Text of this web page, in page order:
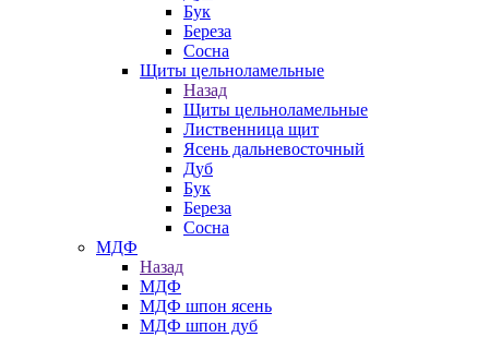
Бук
Береза
Сосна
Щиты цельноламельные
Назад
Щиты цельноламельные
Лиственница щит
Ясень дальневосточный
Дуб
Бук
Береза
Сосна
МДФ
Назад
МДФ
МДФ шпон ясень
МДФ шпон дуб